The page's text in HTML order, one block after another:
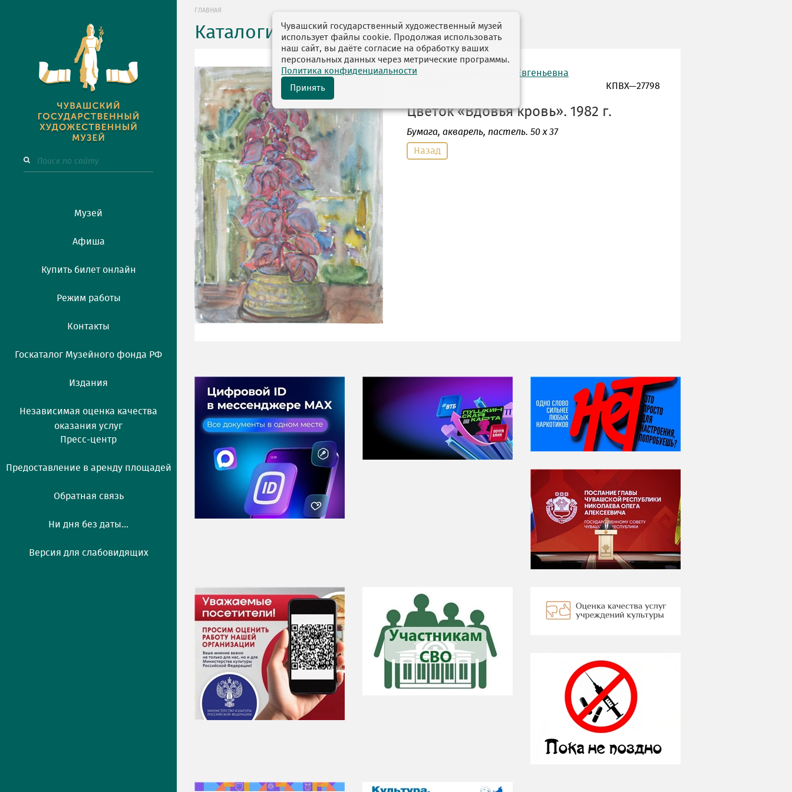
Музей
Афиша
Купить билет онлайн
Режим работы
Контакты
Госкаталог Музейного фонда РФ
Издания
Независимая оценка качества
оказания услуг
Пресс-центр
Предоставление в аренду площадей
Обратная связь
Ни дня без даты...
Версия для слабовидящих
ГЛАВНАЯ
Каталоги выставок
автор: Бургулова Елена Евгеньевна
КПВХ—27798
Цветок «Вдовья кровь». 1982 г.
Бумага, акварель, пастель. 50 x 37
Назад
НИ ДНЯ БЕЗ ДАТЫ...
08 августа
ВСЕМИРНЫЙ ДЕНЬ
КОШЕК
Чувашский государственный художественный музей
использует файлы cookie. Продолжая использовать
наш сайт, вы даёте согласие на обработку ваших
персональных данных через метрические программы.
Политика конфиденциальности
Принять